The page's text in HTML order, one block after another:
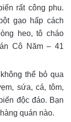
rất công phu.
gạo hấp cách
heo, tô cháo
Cô Năm – 41
thể bỏ qua
sứa, cá, tôm,
độc đáo. Bạn
quán nào.